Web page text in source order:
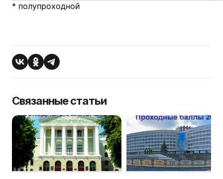
* полупроходной
Связанные статьи